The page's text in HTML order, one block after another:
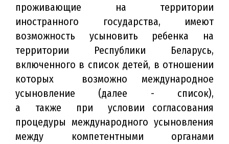
проживающие на территории
иностранного государства, имеют
возможность усыновить ребенка на
территории Республики Беларусь,
включенного в список детей, в отношении
которых возможно международное
усыновление (далее - список),
а также при условии согласования
процедуры международного усыновления
между компетентными органами